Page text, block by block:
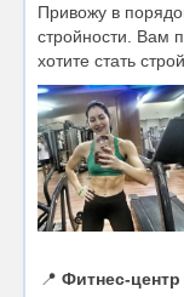
Привожу в
стройности. Вам
хотите стать
📍 Фитнес-центр